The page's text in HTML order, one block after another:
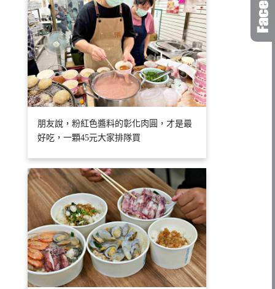
朋友說，粉紅色醬料的彰化肉圓，才是最
好吃，一顆45元大家排隊買